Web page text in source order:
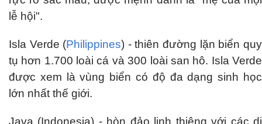
lễ hội".
Isla Verde (Philippines) - thiên đường lặn biển quy
tụ hơn 1.700 loài cá và 300 loài san hô. Isla Verde
được xem là vùng biển có độ đa dạng sinh học
lớn nhất thế giới.
Java (Indonesia) - hòn đảo linh thiêng với các di